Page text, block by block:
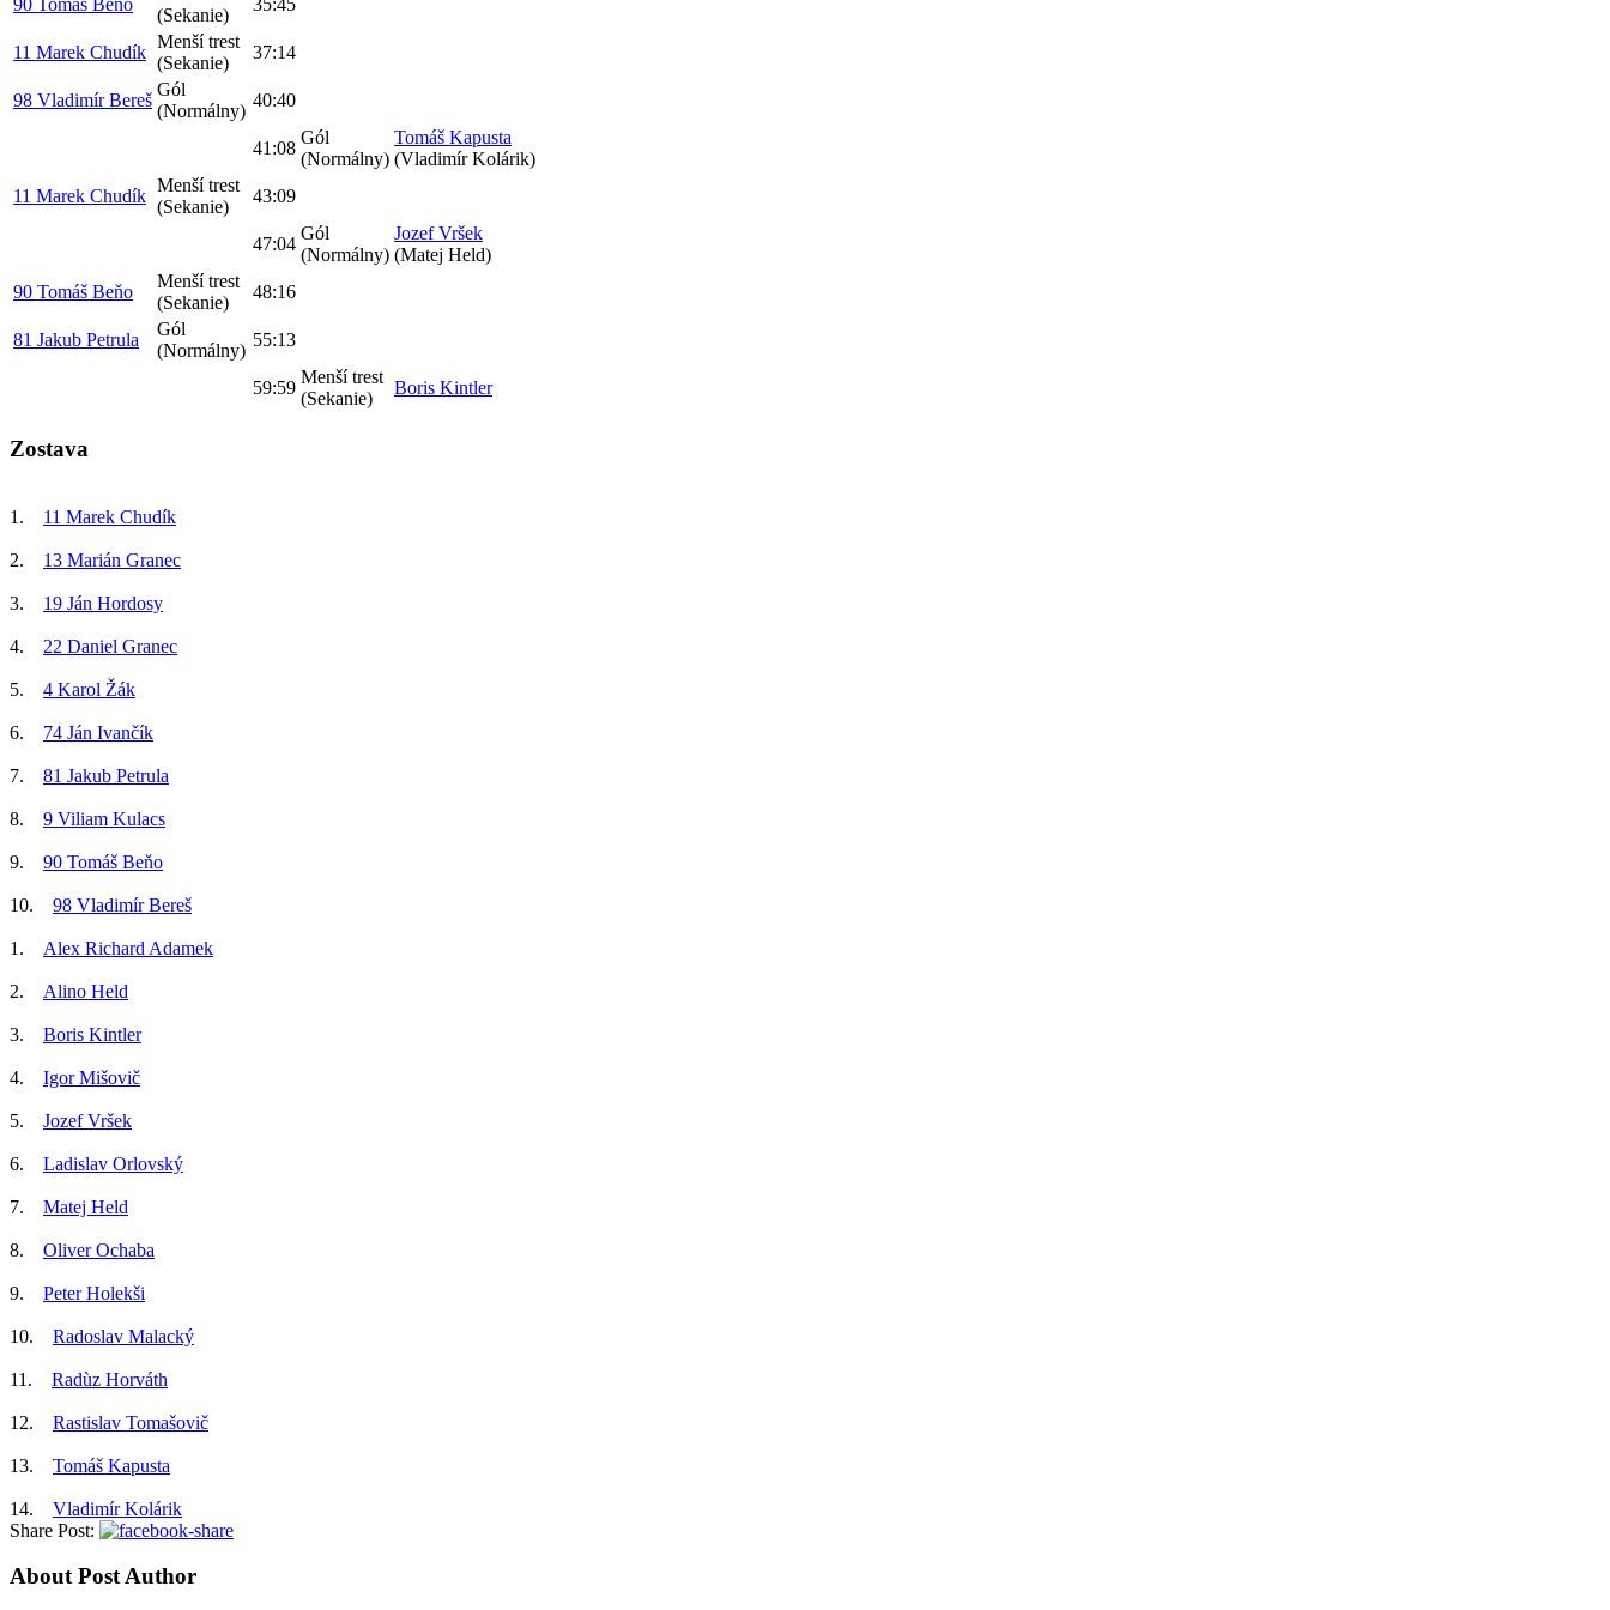
90 Tomáš Beňo
(Sekanie)
35:45
11 Marek Chudík
Menší trest
(Sekanie)
37:14
98 Vladimír Bereš
Gól
(Normálny)
40:40
41:08
Gól
(Normálny)
Tomáš Kapusta
(Vladimír Kolárik)
11 Marek Chudík
Menší trest
(Sekanie)
43:09
47:04
Gól
(Normálny)
Jozef Vršek
(Matej Held)
90 Tomáš Beňo
Menší trest
(Sekanie)
48:16
81 Jakub Petrula
Gól
(Normálny)
55:13
59:59
Menší trest
(Sekanie)
Boris Kintler
Zostava
1. 11 Marek Chudík
2. 13 Marián Granec
3. 19 Ján Hordosy
4. 22 Daniel Granec
5. 4 Karol Žák
6. 74 Ján Ivančík
7. 81 Jakub Petrula
8. 9 Viliam Kulacs
9. 90 Tomáš Beňo
10. 98 Vladimír Bereš
1. Alex Richard Adamek
2. Alino Held
3. Boris Kintler
4. Igor Mišovič
5. Jozef Vršek
6. Ladislav Orlovský
7. Matej Held
8. Oliver Ochaba
9. Peter Holekši
10. Radoslav Malacký
11. Radùz Horváth
12. Rastislav Tomašovič
13. Tomáš Kapusta
14.
Vladimír Kolárik
Share Post:
About Post Author